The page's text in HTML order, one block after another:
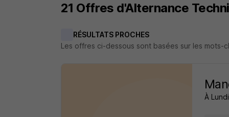
21 Offres d'Alternance
RÉSULTATS PROCHES
Les offres ci-dessous sont basées sur les mots-
À Lundi